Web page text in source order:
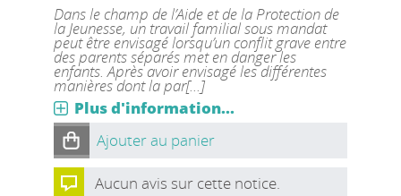
Dans le champ de l’Aide et de la Protection de
la Jeunesse, un travail familial sous mandat
peut être envisagé lorsqu’un conflit grave entre
des parents séparés met en danger les
enfants. Après avoir envisagé les différentes
manières dont la par[...]
Plus d'information...
Ajouter au panier
Aucun avis sur cette notice.